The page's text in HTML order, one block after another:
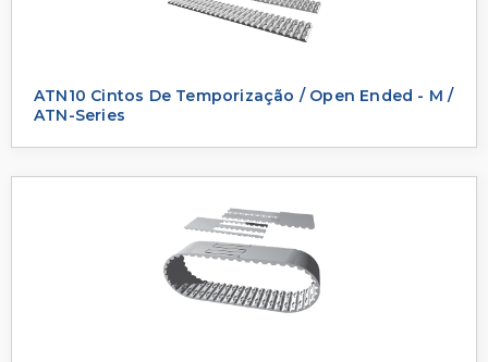
ATN10 Cintos De Temporização / Open Ended - M /
ATN-Series